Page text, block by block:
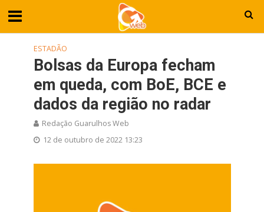
ESTADÃO
Bolsas da Europa fecham
em queda, com BoE, BCE e
dados da região no radar
Redação Guarulhos Web
12 de outubro de 2022 13:23